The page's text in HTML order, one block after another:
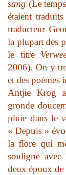
sang (Le
étaient
traducteur
la plupart des
le titre
2006). On y
et des poèmes
Antjie Krog
gronde
pluie dans le
« Depuis »
la flore qui
souligne
deux époux de